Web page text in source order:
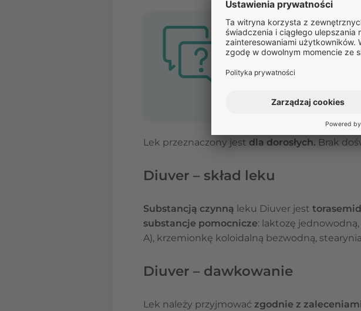
ZAPYTAJ O LEK
Masz pytania
medycznej umów się na
Lek przeznaczony jest dla dorosłych. Brak
Diuver – skład leku
Substancją czynną leku Diuver jest
substancje pomocnicze: laktozę
A), krzemionkę koloidalną bezwodną,
Diuver – dawkowanie
Lek należy przyjmować zgodnie z